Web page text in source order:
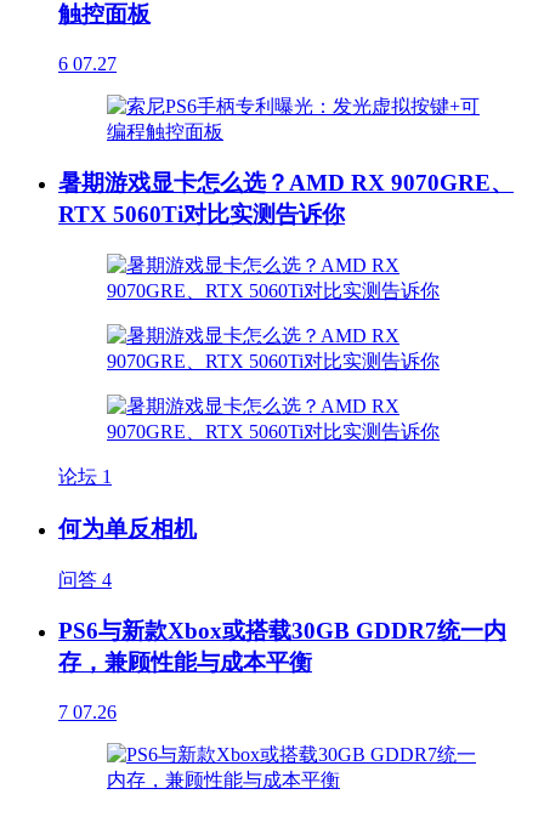
触控面板
6 07.27
暑期游戏显卡怎么选？AMD RX 9070GRE、
RTX 5060Ti对比实测告诉你
论坛 1
何为单反相机
问答 4
PS6与新款Xbox或搭载30GB GDDR7统一内
存，兼顾性能与成本平衡
7 07.26